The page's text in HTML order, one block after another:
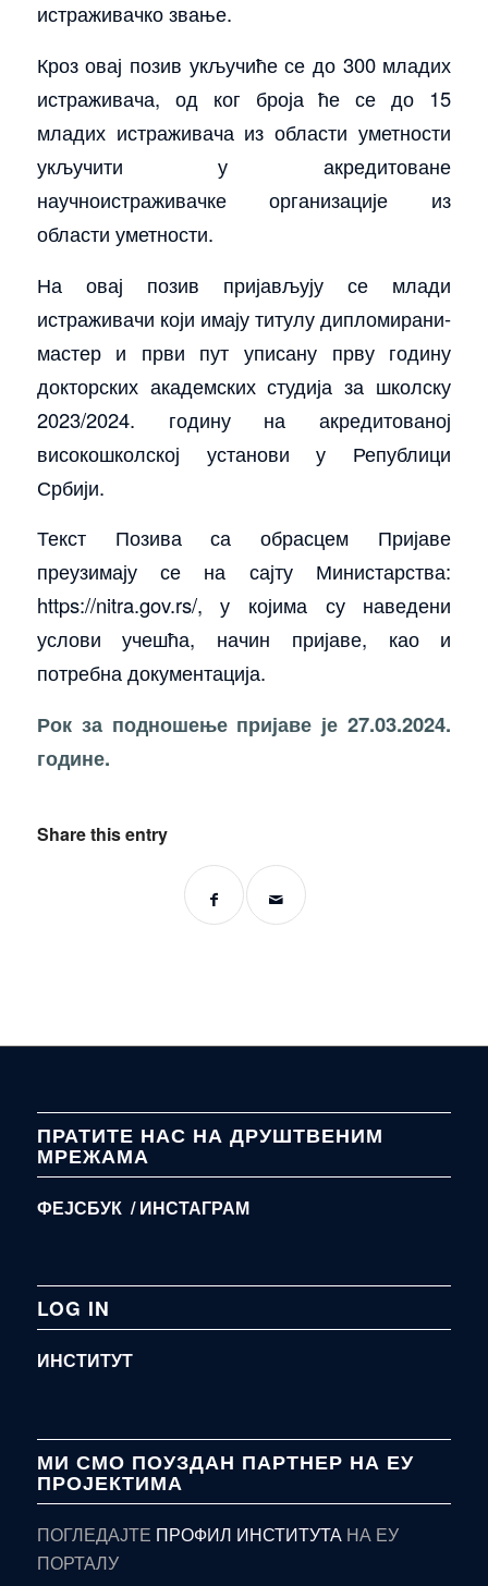
истраживачко звање.
Кроз овај позив укључиће се до 300 младих
истраживача, од ког броја ће се до 15
младих истраживача из области уметности
укључити у акредитоване
научноистраживачке организације из
области уметности.
На овај позив пријављују се млади
истраживачи који имају титулу дипломирани-
мастер и први пут уписану прву годину
докторских академских студија за школску
2023/2024. годину на акредитованој
високошколској установи у Републици
Србији.
Текст Позива са обрасцем Пријаве
преузимају се на сајту Министарства:
https://nitra.gov.rs/, у којима су наведени
услови учешћа, начин пријаве, као и
потребна документација.
Рок за подношење пријаве је 27.03.2024.
године.
Share this entry
ПРАТИТЕ НАС НА ДРУШТВЕНИМ
МРЕЖАМА
ФЕЈСБУК /ИНСТАГРАМ
LOG IN
ИНСТИТУТ
МИ СМО ПОУЗДАН ПАРТНЕР НА ЕУ
ПРОЈЕКТИМА
ПОГЛЕДАЈТЕ ПРОФИЛ ИНСТИТУТАНА ЕУ
ПОРТАЛУ